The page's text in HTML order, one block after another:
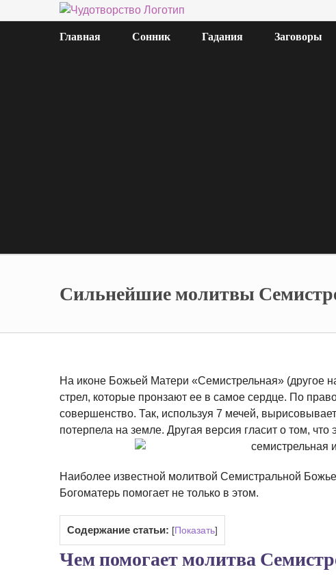
Главная Сонник Гадания Заговоры
Сильнейшие молитвы
На иконе Божьей Матери «Семистрельная» (другое
стрел, которые пронзают ее в самое сердце. По
совершенство. Так, используя 7 мечей,
потерпела на земле. Другая версия гласит о том, что
Наиболее известной молитвой Семистральной
Богоматерь помогает не только в этом.
Содержание статьи: [Показать]
Чем помогает молитва